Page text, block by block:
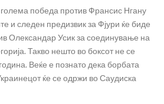
голема победа против Франсис Нгану
и следен предизвик за Фјури ќе биде
Олександар Усик за соединување на
Такво нешто во боксот не се
Веќе е познато дека борбата
ќе се одржи во Саудиска